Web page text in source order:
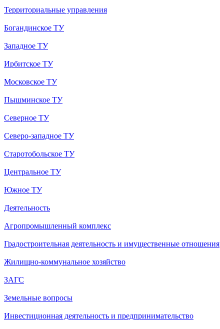
Территориальные управления
Богандинское ТУ
Западное ТУ
Ирбитское ТУ
Московское ТУ
Пышминское ТУ
Северное ТУ
Северо-западное ТУ
Старотобольское ТУ
Центральное ТУ
Южное ТУ
Деятельность
Агропромышленный комплекс
Градостроительная деятельность и имущественные отношения
Жилищно-коммунальное хозяйство
ЗАГС
Земельные вопросы
Инвестиционная деятельность и предпринимательство